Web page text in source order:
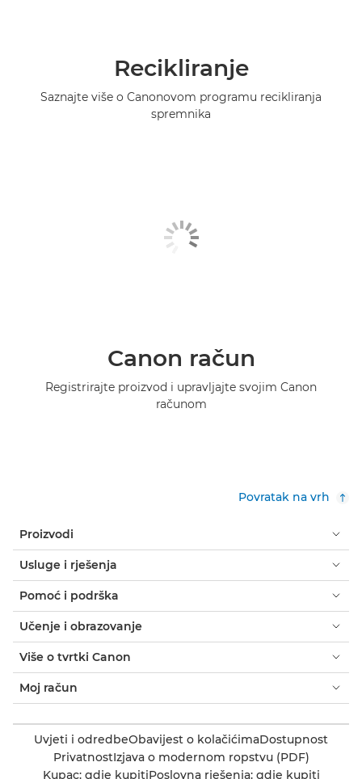
Recikliranje
Saznajte više o Canonovom programu recikliranja
spremnika
Canon račun
Registrirajte proizvod i upravljajte svojim Canon
računom
Povratak na vrh
Proizvodi
Usluge i rješenja
Pomoć i podrška
Učenje i obrazovanje
Više o tvrtki Canon
Moj račun
Uvjeti i odredbeObavijest o kolačićimaDostupnost
PrivatnostIzjava o modernom ropstvu (PDF)
Kupac: gdje kupitiPoslovna rješenja: gdje kupiti